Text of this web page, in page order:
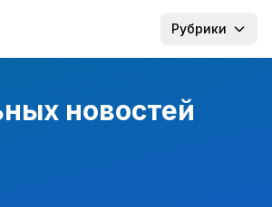
Рубрики
новостей